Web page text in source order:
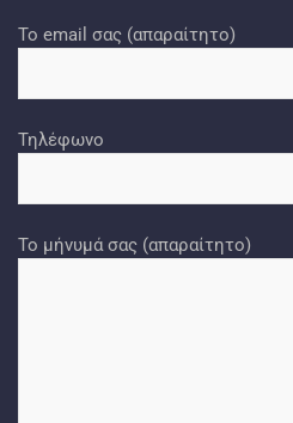
Το email σας (απαραίτητο)
Τηλέφωνο
Το μήνυμά σας (απαραίτητο)